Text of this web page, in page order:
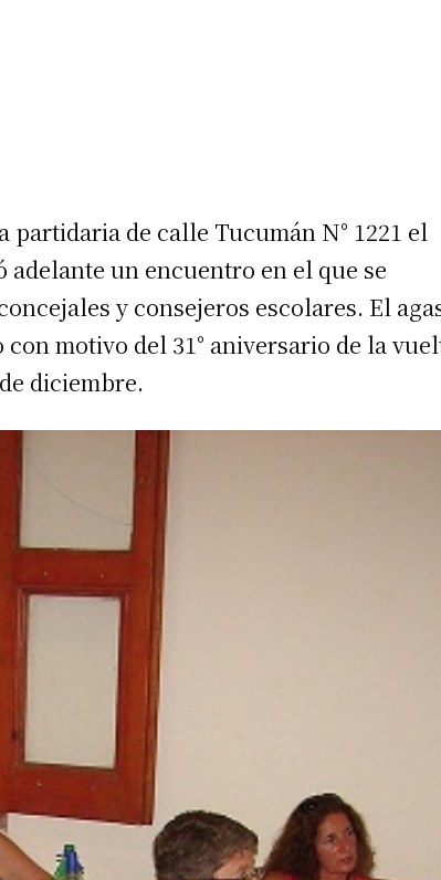
partidaria de calle Tucumán N° 1221 el
un encuentro en el que se
y consejeros escolares. El
motivo del 31° aniversario de la
diciembre.